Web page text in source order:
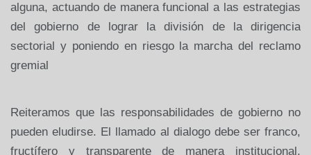
alguna, actuando de manera funcional a las estrategias
del gobierno de lograr la división de la dirigencia
sectorial y poniendo en riesgo la marcha del reclamo
gremial
Reiteramos que las responsabilidades de gobierno no
pueden eludirse. El llamado al dialogo debe ser franco,
fructífero y transparente de manera institucional,